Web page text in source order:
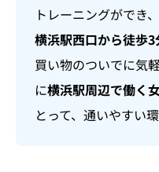
トレーニングができ
横浜駅西口から徒歩3
買い物のついでに気
に横浜駅周辺で働く
とって、通いやすい